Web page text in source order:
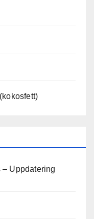
Uppdatering